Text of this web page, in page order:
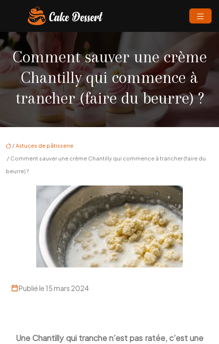
Comment sauver une crème
Chantilly qui commence à
trancher (faire du beurre) ?
/Astuces de pâtisserie
/ Comment sauver une crème Chantilly qui commence à trancher (faire du
beurre) ?
Publié le 15 mars 2024
Une Chantilly qui tranche n’est pas ratée, c’est une